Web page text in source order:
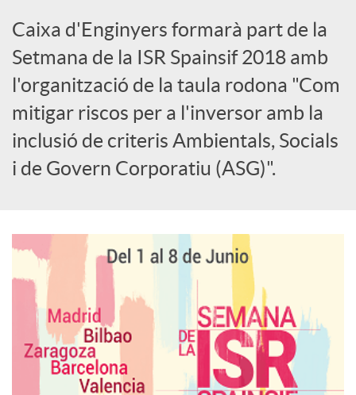
o
c
i
a
l
s
Caixa d'Enginyers formarà part de la
Setmana de la ISR Spainsif 2018 amb
l'organització de la taula rodona "Com
mitigar riscos per a l'inversor amb la
inclusió de criteris Ambientals, Socials
i de Govern Corporatiu (ASG)".